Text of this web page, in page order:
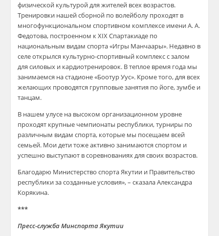
физической культурой для жителей всех возрастов.
Тренировки нашей сборной по волейболу проходят в
многофункциональном спортивном комплексе имени А. А.
Федотова, построенном к XIX Спартакиаде по
национальным видам спорта «Игры Манчаары». Недавно в
селе открылся культурно-спортивный комплекс с залом
для силовых и кардиотренировок. В теплое время года мы
занимаемся на стадионе «Боотур Уус». Кроме того, для всех
желающих проводятся групповые занятия по йоге, зумбе и
танцам.
В нашем улусе на высоком организационном уровне
проходят крупные чемпионаты республики, турниры по
различным видам спорта, которые мы посещаем всей
семьей. Мои дети тоже активно занимаются спортом и
успешно выступают в соревнованиях для своих возрастов.
Благодарю Министерство спорта Якутии и Правительство
республики за созданные условия», – сказала Александра
Корякина.
***
Пресс-служба Минспорта Якутии